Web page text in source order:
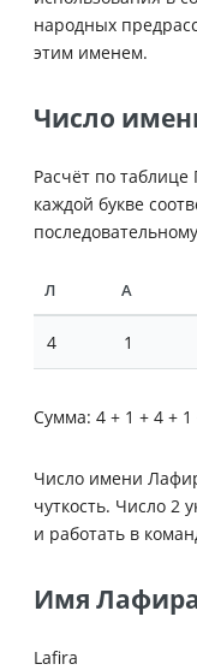
народных
этим именем.
Число
Расчёт по таблице
каждой букве
Л А
4 1
Сумма: 4 + 1 + 4 + 1
Число имени
чуткость. Число 2
и работать в
Имя Лафира
Lafira